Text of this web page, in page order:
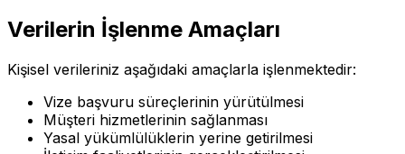
Verilerin İşlenme Amaçları
Kişisel verileriniz aşağıdaki amaçlarla işlenmektedir:
Vize başvuru süreçlerinin yürütülmesi
Müşteri hizmetlerinin sağlanması
Yasal yükümlülüklerin yerine getirilmesi